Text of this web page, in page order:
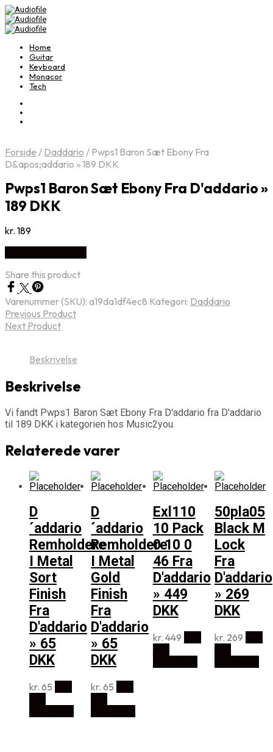
Home
Guitar
Keyboard
Monacor
Tech
Forside / Daddario / Pwps1 Baron Sæt Ebony Fra
D&apos;addario » 189 DKK
Pwps1 Baron Sæt Ebony Fra D'addario »
189 DKK
kr. 189
Share this product
Varenummer (SKU): a19da1df4ec8 Kategori: Daddario
Previous Product
Next Product
Beskrivelse
Beskrivelse
Vi fandt Pwps1 Baron Sæt Ebony Fra D'addario fra D'addario
til 189 DKK i kategorien hos Music2you.
Relaterede varer
D
´addario
Remholdere
I Metal
Sort
Finish
Fra
D'addario
» 65
DKK
kr. 65
D
´addario
Remholdere
I Metal
Gold
Finish
Fra
D'addario
» 65
DKK
kr. 65
Exl110
10 Pack
0 10 0
46 Fra
D'addario
» 449
DKK
kr. 449
50pla05
Black M
Lock
Fra
D'addario
» 269
DKK
kr. 269